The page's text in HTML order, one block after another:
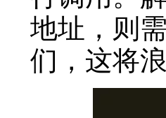
地址，则
们，这将